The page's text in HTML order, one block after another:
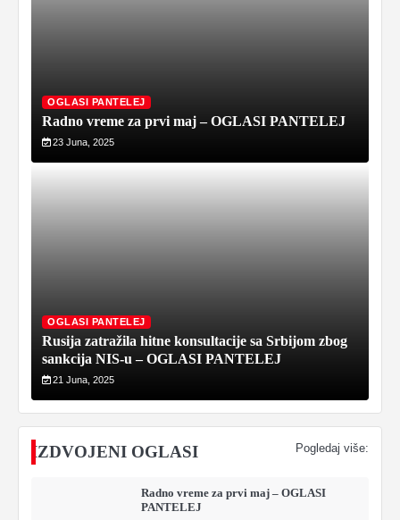
OGLASI PANTELEJ
Radno vreme za prvi maj – OGLASI PANTELEJ
23 Juna, 2025
OGLASI PANTELEJ
Rusija zatražila hitne konsultacije sa Srbijom zbog
sankcija NIS-u – OGLASI PANTELEJ
21 Juna, 2025
IZDVOJENI OGLASI Pogledaj više:
Radno vreme za prvi maj – OGLASI
PANTELEJ